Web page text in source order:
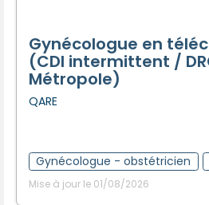
Gynécologue en
(CDI intermittent /
Métropole)
QARE
Gynécologue - obstétricien
Mise à jour le 01/08/2026